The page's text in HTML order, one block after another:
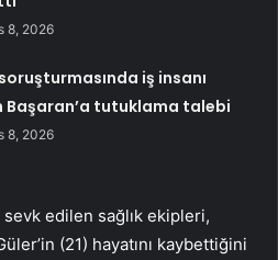
8, 2026
iş insanı
Başaran’a tutuklama talebi
8, 2026
edilen sağlık ekipleri,
(21) hayatını kaybettiğini